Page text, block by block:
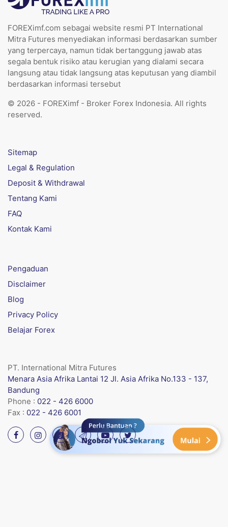
FOREXimf.com sebagai website resmi PT International
Mitra Futures menyediakan informasi berdasarkan sumber
yang terpercaya, namun tidak bertanggung jawab atas
segala bentuk risiko atau kerugian yang dialami secara
langsung atau tidak langsung atas keputusan yang diambil
berdasarkan informasi tersebut
© 2026 - FOREXimf - Broker Forex Indonesia. All rights
reserved.
Sitemap
Legal & Regulation
Deposit & Withdrawal
Tentang Kami
FAQ
Kontak Kami
Pengaduan
Disclaimer
Blog
Privacy Policy
Belajar Forex
PT. International Mitra Futures
Menara Asia Afrika Lantai 12 Jl. Asia Afrika No.133 - 137,
Bandung
Phone : 022 - 426 6000
Fax : 022 - 426 6001